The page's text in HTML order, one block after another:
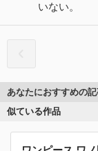
いない。
あなたにおすすめの
似ている作品